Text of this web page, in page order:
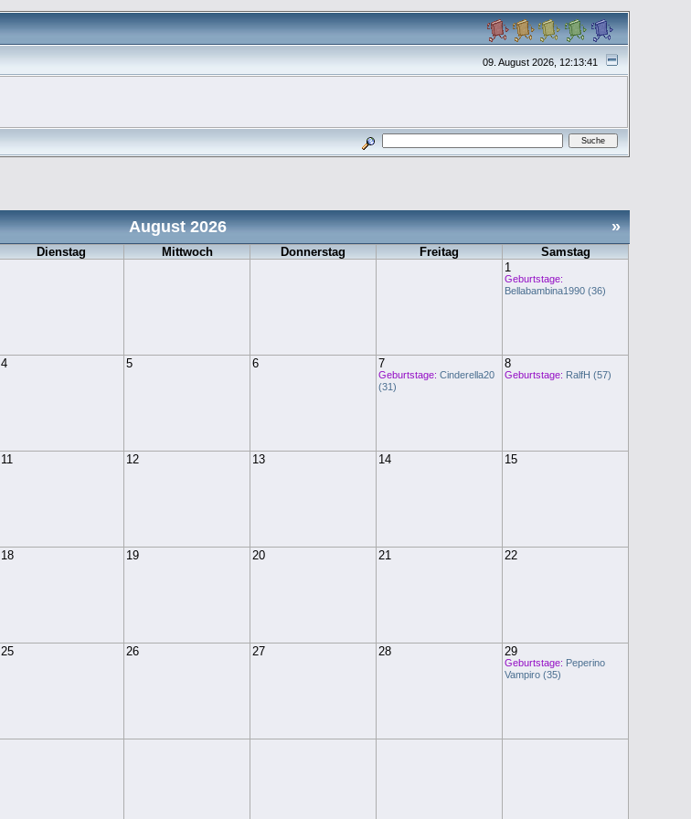
09. August 2026, 12:13:41
»
August 2026
Dienstag Mittwoch Donnerstag Freitag Samstag
1
Geburtstage:
Bellabambina1990 (36)
4 5 6 7
Geburtstage: Cinderella20
(31)
8
Geburtstage: RalfH (57)
11 12 13 14 15
18 19 20 21 22
25 26 27 28 29
Geburtstage: Peperino
Vampiro (35)